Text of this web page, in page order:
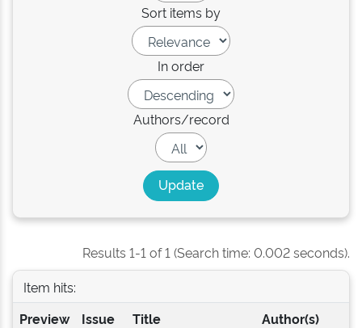
Sort items by
In order
Authors/record
Results 1-1 of 1 (Search time: 0.002 seconds).
Item hits:
Preview
Issue
Title Author(s)